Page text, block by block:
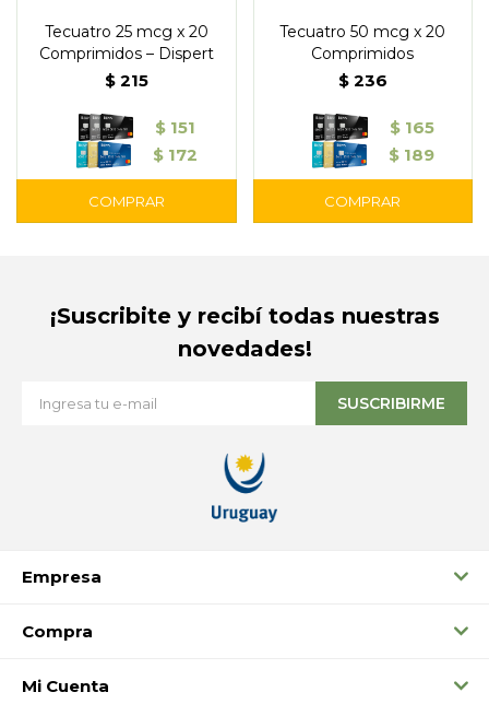
Tecuatro 25 mcg x 20
Comprimidos – Dispert
$ 215
$ 151
$ 172
Tecuatro 50 mcg x 20
Comprimidos
$ 236
$ 165
$ 189
Empresa
Compra
Mi Cuenta
¡Suscribite y recibí todas nuestras
novedades!
SUSCRIBIRME